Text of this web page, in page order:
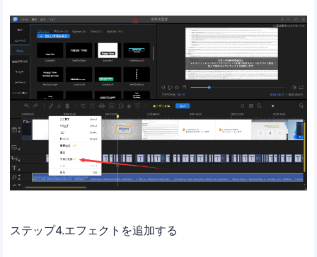
ステップ4.エフェクトを追加する